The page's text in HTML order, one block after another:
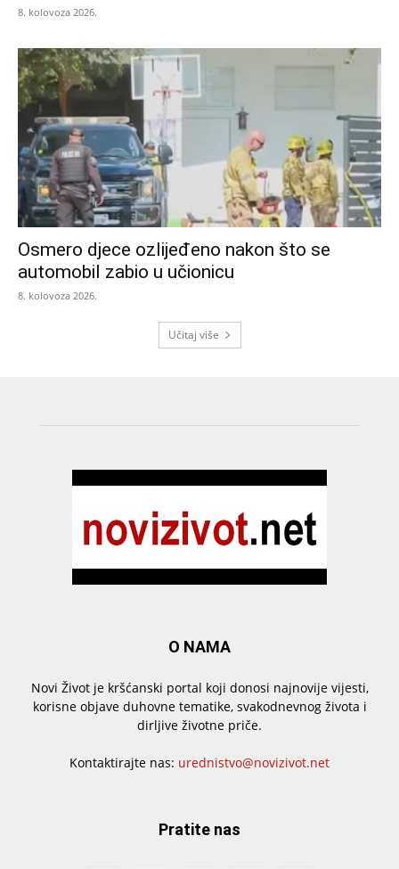
8. kolovoza 2026.
Osmero djece ozlijeđeno nakon što se
automobil zabio u učionicu
8. kolovoza 2026.
Učitaj više
O NAMA
Novi Život je kršćanski portal koji donosi najnovije vijesti,
korisne objave duhovne tematike, svakodnevnog života i
dirljive životne priče.
Kontaktirajte nas: urednistvo@novizivot.net
Pratite nas